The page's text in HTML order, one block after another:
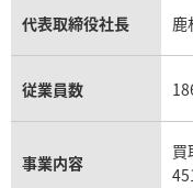
状態 B
店舗 出張買取
代表取締役社長 鹿
従業員数
事業内容
買